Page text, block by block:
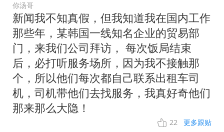
你汤哥
新闻我不知真假，但我知道我在国内工作
那些年，某韩国一线知名企业的贸易部
门，来我们公司拜访， 每次饭局结束
后，必打听服务场所，因为我不接触那
个，所以他们每次都自己联系出租车司
机，司机带他们去找服务，我真好奇他们
那来那么大隐！
22 更多跟贴